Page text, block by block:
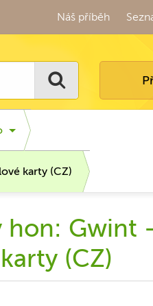
Náš příběh
karty (CZ)
hon: Gwint
(CZ)